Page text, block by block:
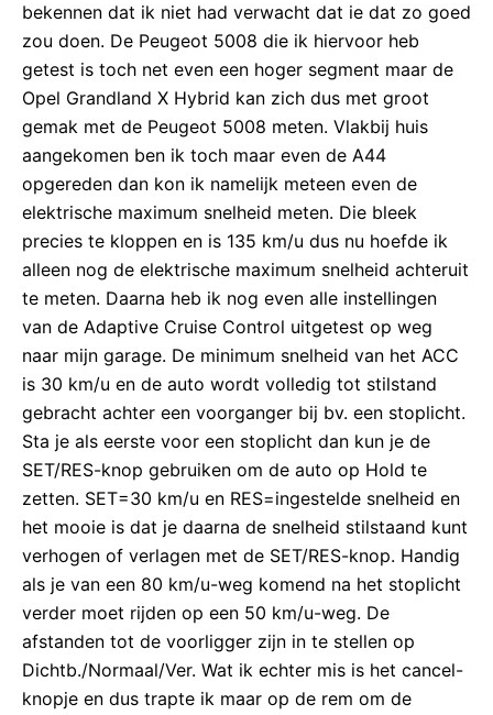
bekennen dat ik niet had verwacht dat ie dat zo goed
zou doen. De Peugeot 5008 die ik hiervoor heb
getest is toch net even een hoger segment maar de
Opel Grandland X Hybrid kan zich dus met groot
gemak met de Peugeot 5008 meten. Vlakbij huis
aangekomen ben ik toch maar even de A44
opgereden dan kon ik namelijk meteen even de
elektrische maximum snelheid meten. Die bleek
precies te kloppen en is 135 km/u dus nu hoefde ik
alleen nog de elektrische maximum snelheid achteruit
te meten. Daarna heb ik nog even alle instellingen
van de Adaptive Cruise Control uitgetest op weg
naar mijn garage. De minimum snelheid van het ACC
is 30 km/u en de auto wordt volledig tot stilstand
gebracht achter een voorganger bij bv. een stoplicht.
Sta je als eerste voor een stoplicht dan kun je de
SET/RES-knop gebruiken om de auto op Hold te
zetten. SET=30 km/u en RES=ingestelde snelheid en
het mooie is dat je daarna de snelheid stilstaand kunt
verhogen of verlagen met de SET/RES-knop. Handig
als je van een 80 km/u-weg komend na het stoplicht
verder moet rijden op een 50 km/u-weg. De
afstanden tot de voorligger zijn in te stellen op
Dichtb./Normaal/Ver. Wat ik echter mis is het cancel-
knopje en dus trapte ik maar op de rem om de